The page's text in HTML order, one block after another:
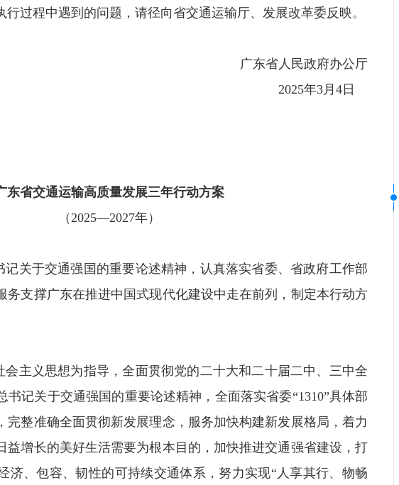
过程中遇到的问题，请径向省交通运输厅、发展改革委反映。
广东省人民政府办公厅
2025年3月4日
东省交通运输高质量发展三年行动方案
（2025—2027年）
记关于交通强国的重要论述精神，认真落实省委、省政府工作部
务支撑广东在推进中国式现代化建设中走在前列，制定本行动方
会主义思想为指导，全面贯彻党的二十大和二十届二中、三中全
记关于交通强国的重要论述精神，全面落实省委“1310”具体部
完整准确全面贯彻新发展理念，服务加快构建新发展格局，着力
益增长的美好生活需要为根本目的，加快推进交通强省建设，打
济、包容、韧性的可持续交通体系，努力实现“人享其行、物畅